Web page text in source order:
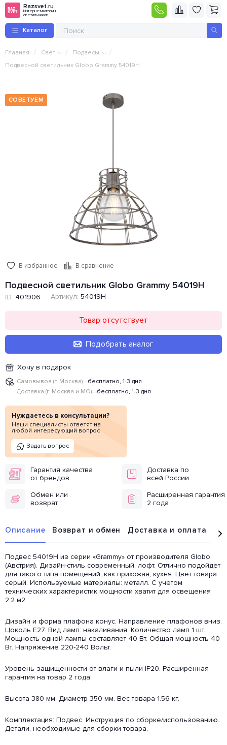
Razsvet.ru
Интернет-магазин
светильников
Каталог
Главная / Свет / Подвесы /
Подвесной светильник Globo Grammy 54019H
СОВЕТУЕМ
В избранное В сравнение
Подвесной светильник Globo Grammy 54019H
ID: 401906 Артикул: 54019H
Товар отсутствует
Подобрать аналог
Хочу в подарок
Самовывоз (г. Москва)—бесплатно, 1-3 дня
Доставка (г. Москва и МО)—бесплатно, 1-3 дня
Нуждаетесь в консультации?
Наши специалисты ответят на
любой интересующий вопрос
Задать вопрос
Гарантия качества
от брендов
Доставка по
всей России
Обмен или
возврат
Расширенная гарантия
2 года
Описание Возврат и обмен Доставка и оплата
Подвес 54019H из серии «Grammy» от производителя Globo
(Австрия). Дизайн-стиль современный, лофт. Отлично подойдет
для такого типа помещений, как прихожая, кухня. Цвет товара
серый. Используемые материалы: металл. С учетом
технических характеристик мощности хватит для освещения
2.2 м2.
Дизайн и форма плафона конус. Направление плафонов вниз.
Цоколь E27. Вид ламп: накаливания. Количество ламп 1 шт.
Мощность одной лампы составляет 40 Вт. Общая мощность 40
Вт. Напряжение 220-240 Вольт.
Уровень защищенности от влаги и пыли IP20. Расширенная
гарантия на товар 2 года.
Высота 380 мм. Диаметр 350 мм. Вес товара 1.56 кг.
Комплектация: Подвес. Инструкция по сборке/использованию.
Детали, необходимые для сборки товара.